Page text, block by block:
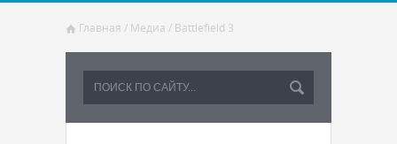
Главная / Медиа / Battlefield 3